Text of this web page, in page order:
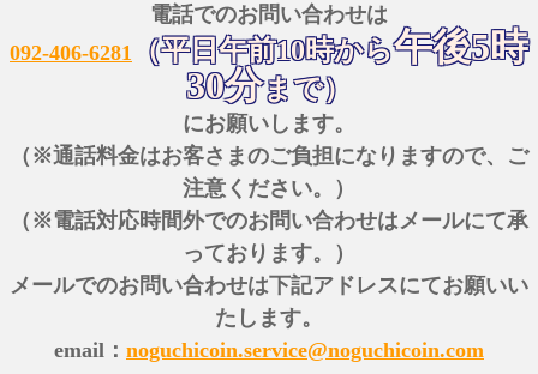
電話でのお問い合わせは
092-406-6281
（平日午前10時から午後5時
30分まで）
にお願いします。
（※通話料金はお客さまのご負担になりますので、ご
注意ください。）
（※電話対応時間外でのお問い合わせはメールにて承
っております。）
メールでのお問い合わせは下記アドレスにてお願いい
たします。
email： noguchicoin.service@noguchicoin.com